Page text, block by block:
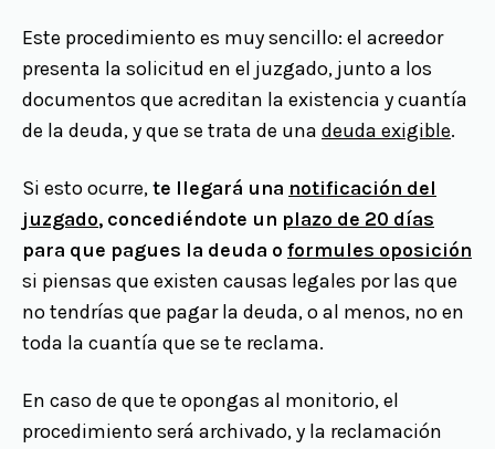
Este procedimiento es muy sencillo: el acreedor
presenta la solicitud en el juzgado, junto a los
documentos que acreditan la existencia y cuantía
de la deuda, y que se trata de una deuda exigible.
Si esto ocurre,te llegará una notificación del
juzgado, concediéndote un plazo de 20 días
para que pagues la deuda o formules oposición
si piensas que existen causas legales por las que
no tendrías que pagar la deuda, o al menos, no en
toda la cuantía que se te reclama.
En caso de que te opongas al monitorio, el
procedimiento será archivado, y la reclamación